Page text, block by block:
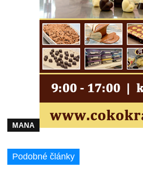
Pamětní deska obětem holokaustu u
židovského hřbitova v Kovanicích
Pamětní deska legionářům na Obecním
úřadě v Kovanicích
Pomník obětem 1. světové války v
Kovanicích
Pamětní deska Rudé armádě na radnici v
Trutnově
hřbitově v Rychnově u Jablonce nad Nisou
MANA
Podobné články